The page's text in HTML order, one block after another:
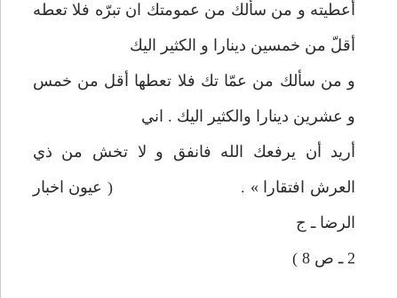
أعطيته و من سألك من عمومتك ان تبرّه فلا تعطه
أقلّ من خمسين دينارا و الكثير اليك
و من سألك من عمّا تك فلا تعطها أقل من خمس
و عشرين دينارا والكثير اليك . اني
أريد أن يرفعك الله فانفق و لا تخش من ذي
العرش افتقارا » . ( عيون اخبار
الرضا ـ ج
2 ـ ص 8 )